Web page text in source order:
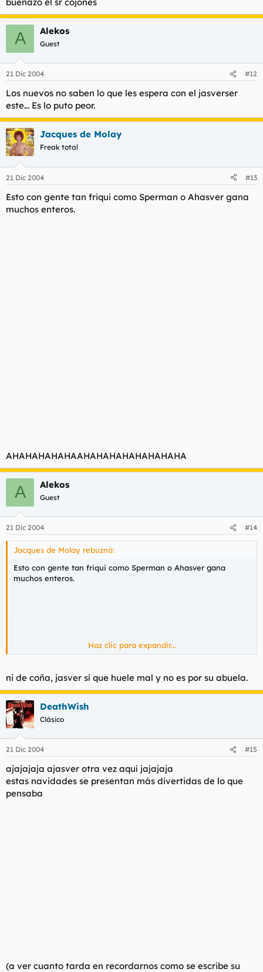
A Alekos
Guest
21 Dic 2004 #12
Los nuevos no saben lo que les espera con el jasverser
este... Es lo puto peor.
Jacques de Molay
Freak total
21 Dic 2004 #13
Esto con gente tan friqui como Sperman o Ahasver gana
muchos enteros.
AHAHAHAHAHAAHAHAHAHAHAHAHAHA
A Alekos
Guest
21 Dic 2004 #14
Jacques de Molay rebuznó:
Esto con gente tan friqui como Sperman o Ahasver gana
muchos enteros.
AHAHAHAHAHAAHAHAHAHAHAHAHAHA
Haz clic para expandir...
ni de coña, jasver sí que huele mal y no es por su abuela.
DeathWish
Clásico
21 Dic 2004 #15
ajajajaja ajasver otra vez aquí jajajaja
estas navidades se presentan más divertidas de lo que
pensaba
(a ver cuanto tarda en recordarnos como se escribe su